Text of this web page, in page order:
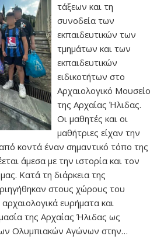
τάξεων και τη
συνοδεία των
εκπαιδευτικών των
τμημάτων και των
εκπαιδευτικών
ειδικοτήτων στο
Αρχαιολογικό Μουσείο
της Αρχαίας Ήλιδας.
Οι μαθητές και οι
μαθήτριες είχαν την
κοντά έναν σημαντικό τόπο της
άμεσα με την ιστορία και τον
Κατά τη διάρκεια της
στους χώρους του
ευρήματα και
της Αρχαίας Ήλιδας ως
Ολυμπιακών Αγώνων στην…